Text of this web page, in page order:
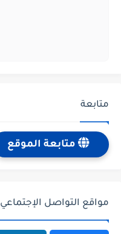
متابعة
متابعة الموقع
مواقع التواصل الإجتماعي